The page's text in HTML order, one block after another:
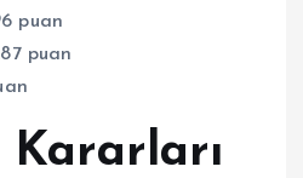
puan
puan
Kararları